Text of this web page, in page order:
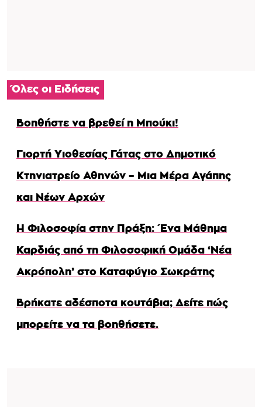
Όλες οι Ειδήσεις
Βοηθήστε να βρεθεί η Μπούκι!
Γιορτή Υιοθεσίας Γάτας στο Δημοτικό
Κτηνιατρείο Αθηνών – Μια Μέρα Αγάπης
και Νέων Αρχών
Η Φιλοσοφία στην Πράξη: Ένα Μάθημα
Καρδιάς από τη Φιλοσοφική Ομάδα ‘Νέα
Ακρόπολη’ στο Καταφύγιο Σωκράτης
Βρήκατε αδέσποτα κουτάβια; Δείτε πώς
μπορείτε να τα βοηθήσετε.